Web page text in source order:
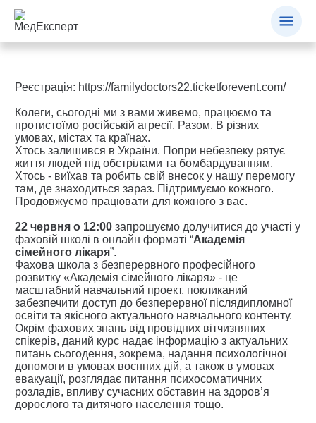
Реєстрація: https://familydoctors22.ticketforevent.com/
Колеги, сьогодні ми з вами живемо, працюємо та
протистоїмо російській агресії. Разом. В різних
умовах, містах та країнах.
Хтось залишився в України. Попри небезпеку рятує
життя людей під обстрілами та бомбардуванням.
Хтось - виїхав та робить свій внесок у нашу перемогу
там, де знаходиться зараз. Підтримуємо кожного.
Продовжуємо працювати для кожного з вас.
22 червня о 12:00 запрошуємо долучитися до участі у
фаховій школі в онлайн форматі “Академія
сімейного лікаря”.
Фахова школа з безперервного професійного
розвитку «Академія сімейного лікаря» - це
масштабний навчальний проект, покликаний
забезпечити доступ до безперервної післядипломної
освіти та якісного актуального навчального контенту.
Окрім фахових знань від провідних вітчизняних
спікерів, даний курс надає інформацію з актуальних
питань сьогодення, зокрема, надання психологічної
допомоги в умовах воєнних дій, а також в умовах
евакуації, розглядає питання психосоматичних
розладів, впливу сучасних обставин на здоров’я
дорослого та дитячого населення тощо.